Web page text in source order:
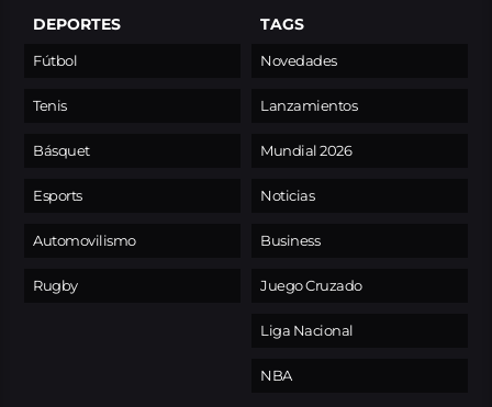
DEPORTES
Fútbol
Tenis
Básquet
Esports
Automovilismo
Rugby
TAGS
Novedades
Lanzamientos
Mundial 2026
Noticias
Business
Juego Cruzado
Liga Nacional
NBA